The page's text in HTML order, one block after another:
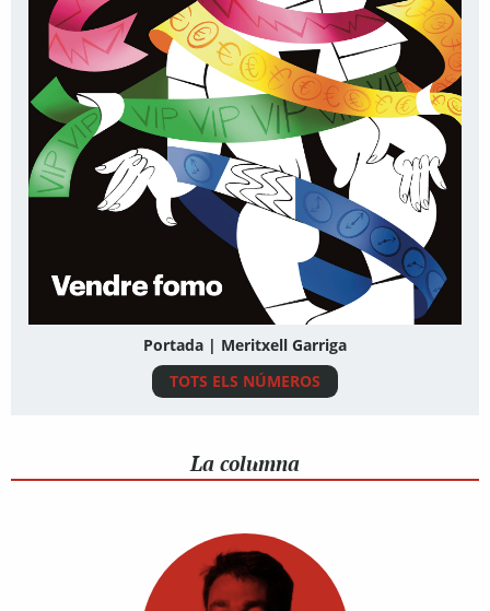
Portada | Meritxell Garriga
TOTS ELS NÚMEROS
La columna